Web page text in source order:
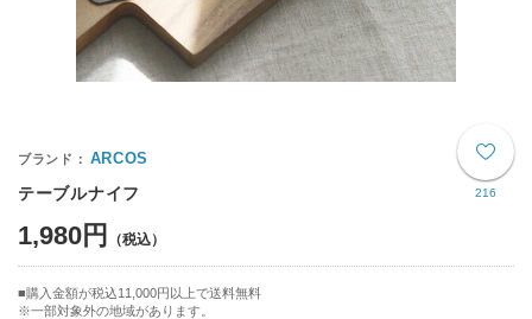
216
ARCOS
テーブルナイフ
1,980円
購入金額が税込11,000円以上で送料無料
※一部対象外の地域があります。